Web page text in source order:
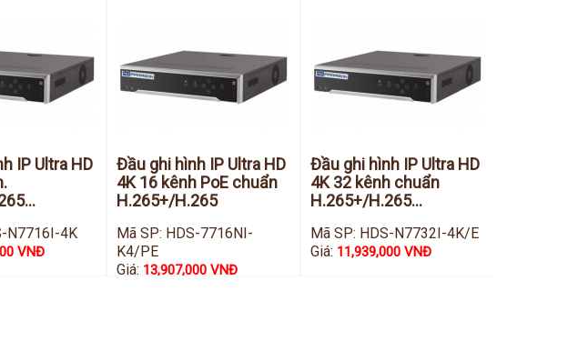
IP Ultra HD
N7716I-4K
VNĐ
Đầu ghi hình IP Ultra HD
4K 16 kênh PoE chuẩn
H.265+/H.265
Mã SP: HDS-7716NI-
K4/PE
Giá: 13,907,000 VNĐ
Đầu ghi hình IP Ultra HD
4K 32 kênh chuẩn
H.265+/H.265...
Mã SP: HDS-N7732I-4K/E
Giá: 11,939,000 VNĐ